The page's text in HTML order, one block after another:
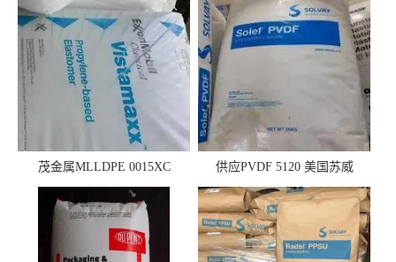
茂金属MLLDPE 0015XC
0019XC 现货
供应PVDF 5120 美国苏威